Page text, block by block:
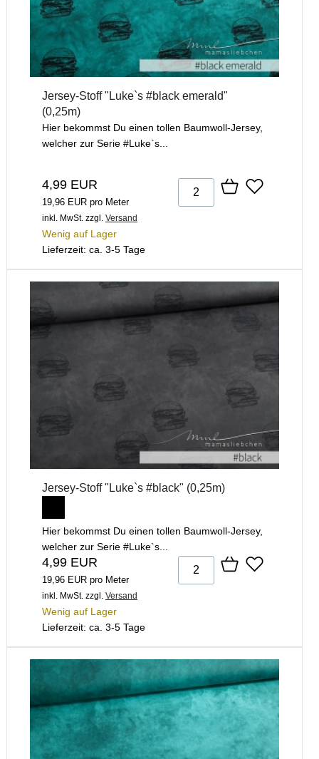
Jersey-Stoff "Luke`s #black emerald"
(0,25m)
Hier bekommst Du einen tollen Baumwoll-Jersey,
welcher zur Serie #Luke`s...
4,99 EUR
19,96 EUR pro Meter
inkl. MwSt. zzgl. Versand
Wenig auf Lager
Lieferzeit: ca. 3-5 Tage
Jersey-Stoff "Luke`s #black" (0,25m)
Hier bekommst Du einen tollen Baumwoll-Jersey,
welcher zur Serie #Luke`s...
4,99 EUR
19,96 EUR pro Meter
inkl. MwSt. zzgl. Versand
Wenig auf Lager
Lieferzeit: ca. 3-5 Tage